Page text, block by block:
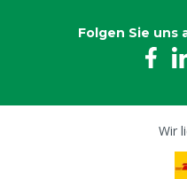
Folgen Sie uns
Wir